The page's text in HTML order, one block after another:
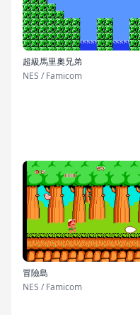
超級馬里奧兄弟
NES / Famicom
冒險島
NES / Famicom